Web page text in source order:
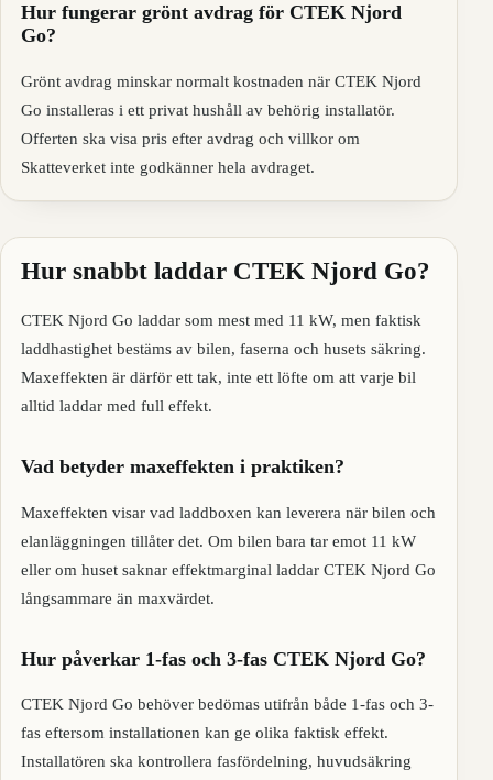
Hur fungerar grönt avdrag för CTEK Njord
Go?
Grönt avdrag minskar normalt kostnaden när CTEK Njord
Go installeras i ett privat hushåll av behörig installatör.
Offerten ska visa pris efter avdrag och villkor om
Skatteverket inte godkänner hela avdraget.
Hur snabbt laddar CTEK Njord Go?
CTEK Njord Go laddar som mest med 11 kW, men faktisk
laddhastighet bestäms av bilen, faserna och husets säkring.
Maxeffekten är därför ett tak, inte ett löfte om att varje bil
alltid laddar med full effekt.
Vad betyder maxeffekten i praktiken?
Maxeffekten visar vad laddboxen kan leverera när bilen och
elanläggningen tillåter det. Om bilen bara tar emot 11 kW
eller om huset saknar effektmarginal laddar CTEK Njord Go
långsammare än maxvärdet.
Hur påverkar 1-fas och 3-fas CTEK Njord Go?
CTEK Njord Go behöver bedömas utifrån både 1-fas och 3-
fas eftersom installationen kan ge olika faktisk effekt.
Installatören ska kontrollera fasfördelning, huvudsäkring